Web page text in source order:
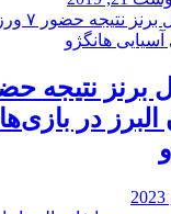
البرز در